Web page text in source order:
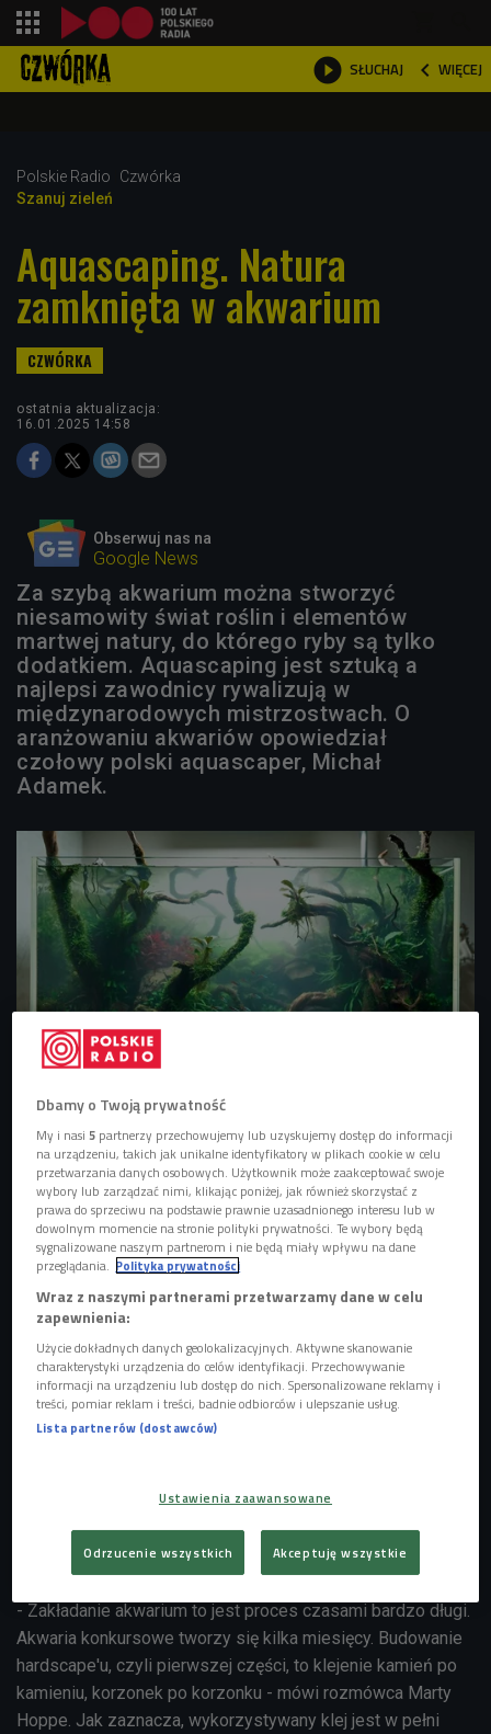
 SŁUCHAJ  WIĘCEJ

Polskie Radio
Czwórka
Szanuj zieleń
Aquascaping. Natura
zamknięta w akwarium
ostatnia aktualizacja:
16.01.2025 14:58
Obserwuj nas na
Google News
Za szybą akwarium można stworzyć
niesamowity świat roślin i elementów
martwej natury, do którego ryby są tylko
dodatkiem. Aquascaping jest sztuką a
najlepsi zawodnicy rywalizują w
międzynarodowych mistrzostwach. O
aranżowaniu akwariów opowiedział
czołowy polski aquascaper, Michał
Adamek.
Aquascaping to sztuka aranżacji akwariów
Aquascaping, czyli modelowanie w wodzie
Aquascaping to szuka zakładania akwariów z naturalnych
elementów. - Mówiąc sztuka, mam na myśli, że to musi być
ładne - mówi Michał Adamek, jeden z najlepszych polskich
aquascaperów izwycięzca The Art of the Planted Aquarium
2019.
POSŁUCHAJ
Michał Adamek o aquascapingu, czyli sztuce
dekorowania akwariów (Szanuj zieleń/Czwórka)
- Zakładanie akwarium to jest proces czasami bardzo długi.
Akwaria konkursowe tworzy się kilka miesięcy. Budowanie
hardscape'u, czyli pierwszej części, to klejenie kamień po
kamieniu, korzonek po korzonku - mówi rozmówca Marty
Hoppe. Jak zaznacza, wykorzystywany klej jest w pełni
Dbamy o Twoją prywatność
My i nasi5 partnerzy przechowujemy lub uzyskujemy dostęp do informacji
na urządzeniu, takich jak unikalne identyfikatory w plikach cookie w celu
przetwarzania danych osobowych. Użytkownik może zaakceptować swoje
wybory lub zarządzać nimi, klikając poniżej, jak również skorzystać z
prawa do sprzeciwu na podstawie prawnie uzasadnionego interesu lub w
dowolnym momencie na stronie polityki prywatności. Te wybory będą
sygnalizowane naszym partnerom i nie będą miały wpływu na dane
przeglądania. Polityka prywatności
Wraz z naszymi partnerami przetwarzamy dane w celu
zapewnienia:
Użycie dokładnych danych geolokalizacyjnych. Aktywne skanowanie
charakterystyki urządzenia do celów identyfikacji. Przechowywanie
informacji na urządzeniu lub dostęp do nich. Spersonalizowane reklamy i
treści, pomiar reklam i treści, badnie odbiorców i ulepszanie usług.
Lista partnerów (dostawców)
Ustawienia zaawansowane
Odrzucenie wszystkich Akceptuję wszystkie